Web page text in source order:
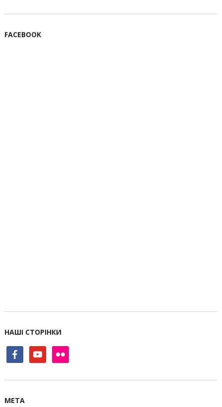
FACEBOOK
НАШІ СТОРІНКИ
facebookyoutube flickr
МЕТА